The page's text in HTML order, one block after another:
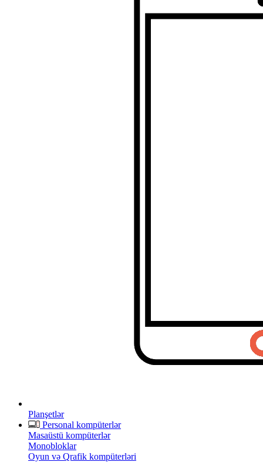
Planşetlər
Personal kompüterlər
Masaüstü kompüterlər
Monobloklar
Oyun və Qrafik kompüterləri